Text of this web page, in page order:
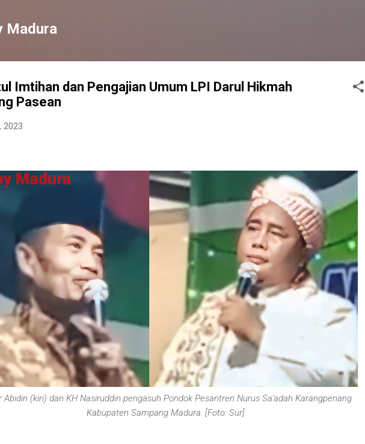
Madura
Imtihan dan Pengajian Umum LPI Darul Hikmah
Pasean
2023
Abidin (kiri) dan KH Nasiruddin pengasuh Pondok Pesantren Nurus Sa'adah Karangpenang
Kabupaten Sampang Madura. [Foto: Sur]